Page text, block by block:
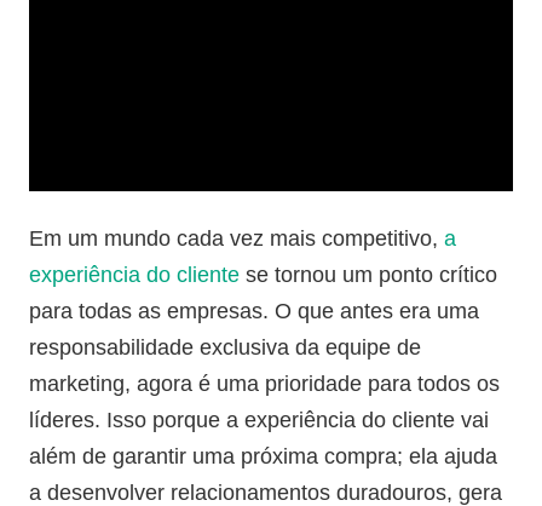
Em um mundo cada vez mais competitivo, a
experiência do cliente se tornou um ponto crítico
para todas as empresas. O que antes era uma
responsabilidade exclusiva da equipe de
marketing, agora é uma prioridade para todos os
líderes. Isso porque a experiência do cliente vai
além de garantir uma próxima compra; ela ajuda
a desenvolver relacionamentos duradouros, gera